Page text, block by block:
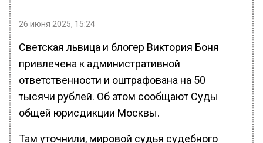
26 июня 2025, 15:24
Светская львица и блогер Виктория Боня
привлечена к административной
ответственности и оштрафована на 50
тысячи рублей. Об этом сообщают Суды
общей юрисдикции Москвы.
Там уточнили, мировой судья судебного